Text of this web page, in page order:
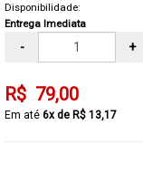
Disponibilidade:
Entrega Imediata
- +
R$ 79,00
6x de R$ 13,17